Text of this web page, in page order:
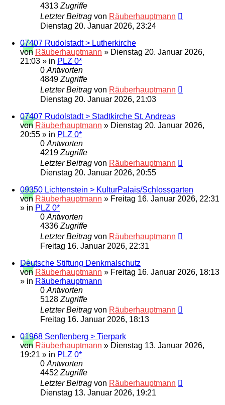
4313 Zugriffe
Letzter Beitrag von Räuberhauptmann
Dienstag 20. Januar 2026, 23:24
07407 Rudolstadt > Lutherkirche
von Räuberhauptmann » Dienstag 20. Januar 2026,
21:03 » in PLZ 0*
0 Antworten
4849 Zugriffe
Letzter Beitrag von Räuberhauptmann
Dienstag 20. Januar 2026, 21:03
07407 Rudolstadt > Stadtkirche St. Andreas
von Räuberhauptmann » Dienstag 20. Januar 2026,
20:55 » in PLZ 0*
0 Antworten
4219 Zugriffe
Letzter Beitrag von Räuberhauptmann
Dienstag 20. Januar 2026, 20:55
09350 Lichtenstein > KulturPalais/Schlossgarten
von Räuberhauptmann » Freitag 16. Januar 2026, 22:31
» in PLZ 0*
0 Antworten
4336 Zugriffe
Letzter Beitrag von Räuberhauptmann
Freitag 16. Januar 2026, 22:31
Deutsche Stiftung Denkmalschutz
von Räuberhauptmann » Freitag 16. Januar 2026, 18:13
» in Räuberhauptmann
0 Antworten
5128 Zugriffe
Letzter Beitrag von Räuberhauptmann
Freitag 16. Januar 2026, 18:13
01968 Senftenberg > Tierpark
von Räuberhauptmann » Dienstag 13. Januar 2026,
19:21 » in PLZ 0*
0 Antworten
4452 Zugriffe
Letzter Beitrag von Räuberhauptmann
Dienstag 13. Januar 2026, 19:21